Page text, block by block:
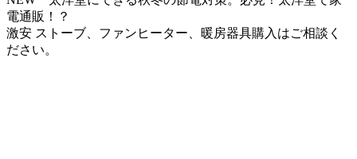
電通販！？
激安 ストーブ、ファンヒーター、暖房器具購入はご相談く
ださい。